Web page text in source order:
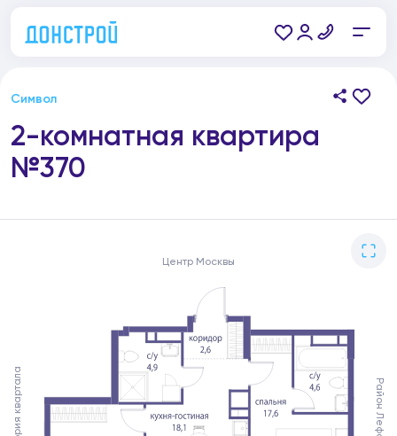
Символ
2-комнатная квартира
№370
Центр Москвы